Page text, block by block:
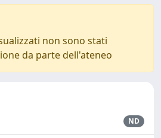
non sono stati
da parte dell'ateneo
ND